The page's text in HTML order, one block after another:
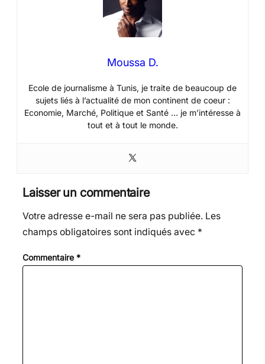
Moussa D.
Ecole de journalisme à Tunis, je traite de beaucoup de
sujets liés à l’actualité de mon continent de coeur :
Economie, Marché, Politique et Santé … je m’intéresse à
tout et à tout le monde.
Laisser un commentaire
Votre adresse e-mail ne sera pas publiée. Les
champs obligatoires sont indiqués avec *
Commentaire *